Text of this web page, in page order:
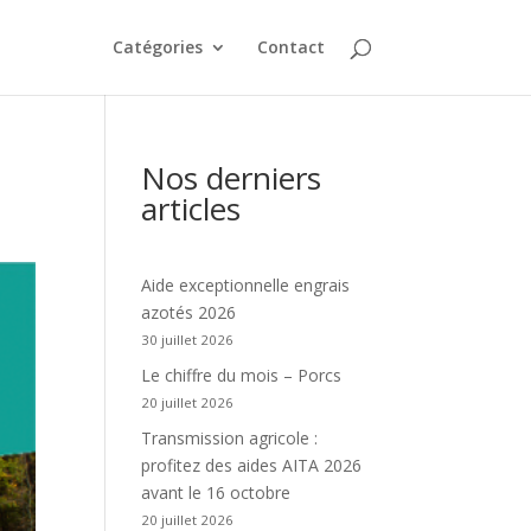
Catégories Contact
Nos derniers
articles
Aide exceptionnelle engrais
azotés 2026
30 juillet 2026
Le chiffre du mois – Porcs
20 juillet 2026
Transmission agricole :
profitez des aides AITA 2026
avant le 16 octobre
20 juillet 2026